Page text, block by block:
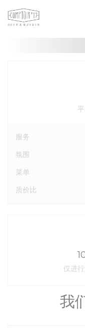
Cookie管理面板
我
服务
氛围
菜单
质价比
仅进